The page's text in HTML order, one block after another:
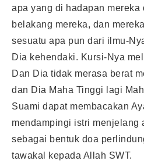
apa yang di hadapan mereka
belakang mereka, dan
sesuatu apa pun dari ilmu-
Dia kehendaki. Kursi-Nya
Dan Dia tidak merasa berat
dan Dia Maha Tinggi lagi
Suami dapat membacakan
mendampingi istri menjelang
sebagai bentuk doa
tawakal kepada Allah SWT.